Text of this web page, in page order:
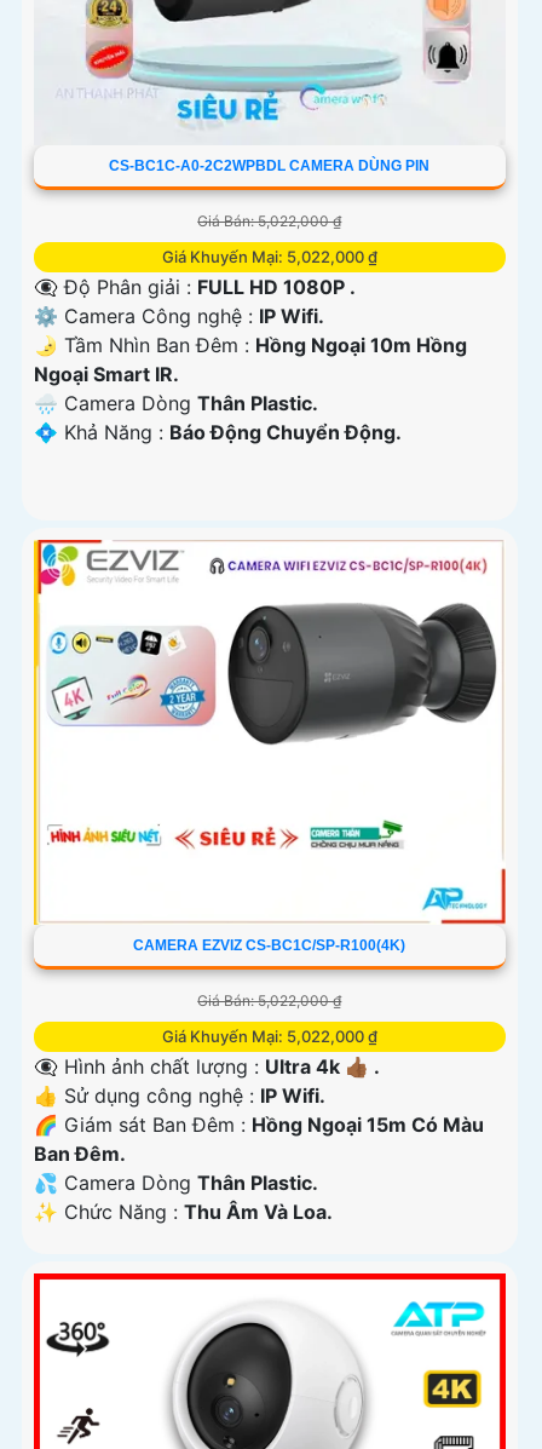
CS-BC1C-A0-2C2WPBDL CAMERA DÙNG PIN
Giá Bán: 5,022,000 ₫
Giá Khuyến Mại: 5,022,000 ₫
👁️‍🗨 Độ Phân giải : FULL HD 1080P .
⚙ Camera Công nghệ : IP Wifi.
🌛 Tầm Nhìn Ban Đêm : Hồng Ngoại 10m Hồng
Ngoại Smart IR.
🌧️ Camera Dòng Thân Plastic.
️💠 Khả Năng : Báo Động Chuyển Động.
CAMERA EZVIZ CS-BC1C/SP-R100(4K)
Giá Bán: 5,022,000 ₫
Giá Khuyến Mại: 5,022,000 ₫
👁️‍🗨 Hình ảnh chất lượng : Ultra 4k 👍🏾 .
👍 Sử dụng công nghệ : IP Wifi.
🌈 Giám sát Ban Đêm : Hồng Ngoại 15m Có Màu
Ban Ðêm.
💦 Camera Dòng Thân Plastic.
️✨ Chức Năng : Thu Âm Và Loa.